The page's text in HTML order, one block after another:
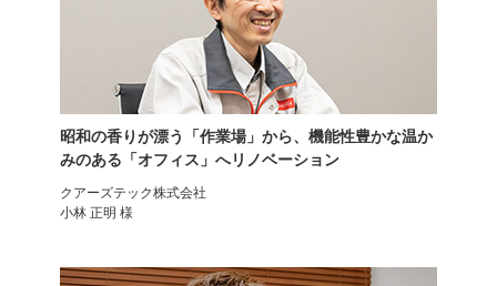
プラス
昭和の香りが漂う「作業場」から、機能性豊かな温か
みのある「オフィス」へリノベーション
クアーズテック株式会社
小林 正明 様